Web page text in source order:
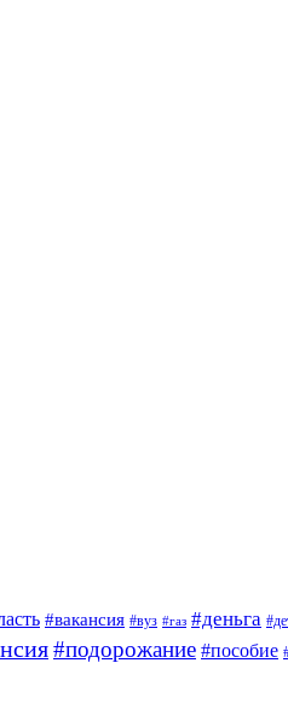
#вакансия #вуз #газ #деньга
#подорожание #пособие